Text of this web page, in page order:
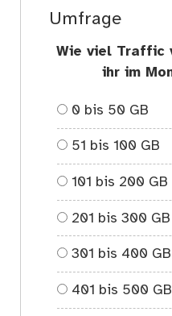
Umfrage
Wie viel Traffic
ihr im
0 bis 50 GB
51 bis 100 GB
101 bis 200 GB
201 bis 300 GB
301 bis 400 GB
401 bis 500 GB